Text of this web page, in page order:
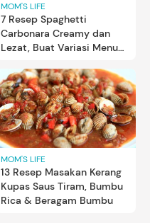
MOM'S LIFE
7 Resep Spaghetti
Carbonara Creamy dan
Lezat, Buat Variasi Menu
MOM'S LIFE
13 Resep Masakan Kerang
Kupas Saus Tiram, Bumbu
Rica & Beragam Bumbu